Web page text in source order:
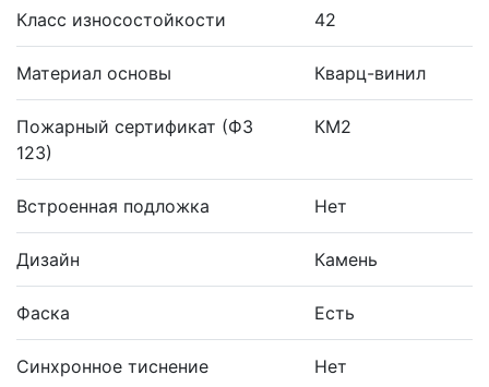
Класс износостойкости 42
Материал основы Кварц-винил
Пожарный сертификат (ФЗ
123)
КМ2
Встроенная подложка Нет
Дизайн Камень
Фаска Есть
Синхронное тиснение Нет